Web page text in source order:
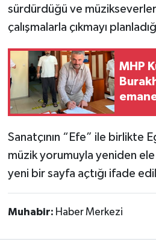
sürdürdüğü ve
çalışmalarla çıkmayı
MHP
Sanatçının “Efe” ile birlikte
müzik yorumuyla yeniden
yeni bir sayfa açtığı ifade
Muhabir: Haber Merkezi